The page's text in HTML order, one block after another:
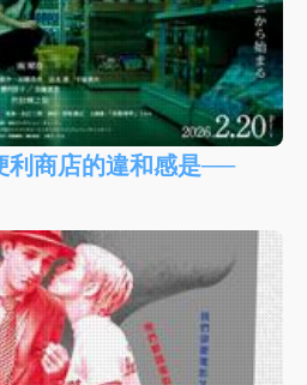
利商店的違和感是──